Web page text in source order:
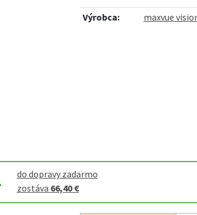
Výrobca: maxvue
do dopravy zadarmo
zostáva 66,40 €